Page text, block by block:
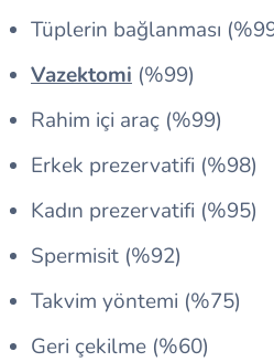
Tüplerin bağlanması
Vazektomi (%99)
Rahim içi araç (%99)
Erkek prezervatifi (%98)
Kadın prezervatifi (%95)
Spermisit (%92)
Takvim yöntemi (%75)
Geri çekilme (%60)